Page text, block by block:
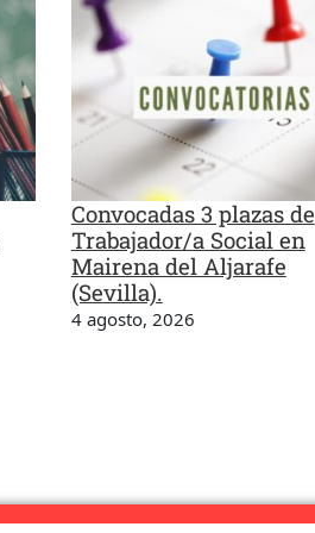
Convocadas 3 plazas de
Trabajador/a Social en
Mairena del Aljarafe
(Sevilla).
4 agosto, 2026